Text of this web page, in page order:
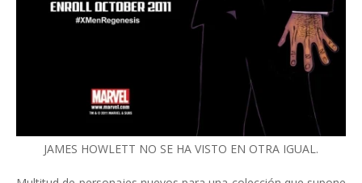
JAMES HOWLETT NO SE HA VISTO EN OTRA IGUAL.